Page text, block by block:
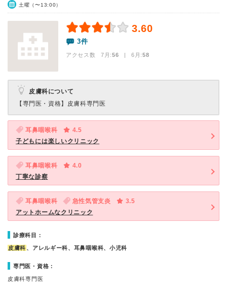
土曜（〜13:00）
3.60
3件
アクセス数 7月:56 | 6月:58
皮膚科について
【専門医・資格】 皮膚科専門医
耳鼻咽喉科
4.5
子どもには楽しいクリニック
耳鼻咽喉科
4.0
丁寧な診察
耳鼻咽喉科 急性気管支炎
3.5
アットホームなクリニック
診療科目：
皮膚科 、アレルギー科、耳鼻咽喉科、小児科
専門医・資格：
皮膚科専門医